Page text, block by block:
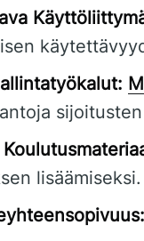
lisäämiseksi.